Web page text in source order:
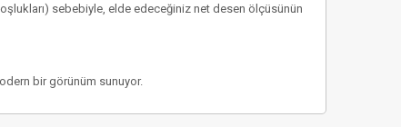
sebebiyle, elde edeceğiniz net desen ölçüsünün
bir görünüm sunuyor.